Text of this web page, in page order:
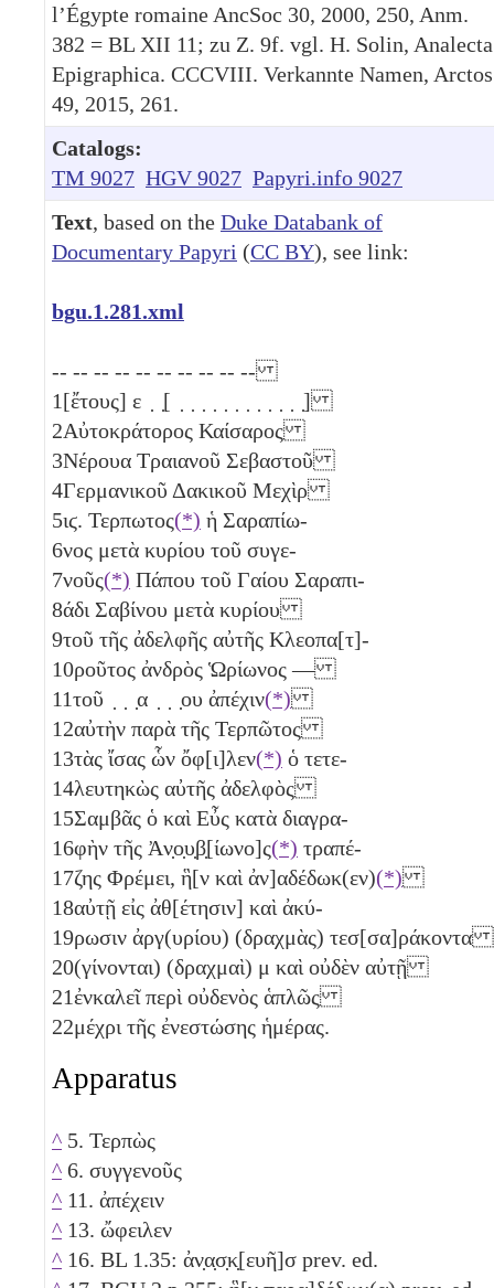
l’Égypte romaine AncSoc 30, 2000, 250, Anm.
382 = BL XII 11; zu Z. 9f. vgl. H. Solin, Analecta
Epigraphica. CCCVIII. Verkannte Namen, Arctos
49, 2015, 261.
Catalogs:
TM 9027 HGV 9027 Papyri.info 9027
Text, based on the Duke Databank of
Documentary Papyri (CC BY), see link:
bgu.1.281.xml
-- -- -- -- -- -- -- -- -- --
1[ἔτους] ε ̣ ̣[ ̣ ̣ ̣ ̣ ̣ ̣ ̣ ̣ ̣ ̣ ̣ ̣]
2Αὐτοκράτορος Καίσαρος
3Νέρουα Τραιανοῦ Σεβαστοῦ
4Γερμανικοῦ Δακικοῦ Μεχὶρ
5ιϛ. Τερπωτος(*) ἡ Σαραπίω-
6νος μετὰ κυρίου τοῦ συγε-
7νοῦς(*) Πάπου τοῦ Γαίου Σαραπι-
8άδι Σαβίνου μετὰ κυρίου
9τοῦ τῆς ἀδελφῆς αὐτῆς Κλεοπα[τ]-
10ροῦτος ἀνδρὸς Ὡρίωνος ―
11τοῦ ̣ ̣ ̣α ̣ ̣ ̣ου ἀπέχιν(*)
12αὐτὴν παρὰ τῆς Τερπῶτος
13τὰς ἴσας ὧν ὄφ[ι]λεν(*) ὁ τετε-
14λευτηκὼς αὐτῆς ἀδελφὸς
15Σαμβᾶς ὁ καὶ Εὖς κατὰ διαγρα-
16φὴν τῆς Ἀν̣ο̣υ̣β̣[ίωνο]ς(*) τραπέ-
17ζης Φρέμει, ἣ[ν καὶ ἀν]αδέδωκ(εν)(*)
18αὐτῇ εἰς ἀθ[έτησιν] καὶ ἀκύ-
19ρωσιν ἀργ(υρίου) (δραχμὰς) τεσ[σα]ράκοντα
20(γίνονται) (δραχμαὶ) μ καὶ οὐδὲν αὐτῇ
21ἐνκαλεῖ περὶ οὐδενὸς ἁπλῶς
22μέχρι τῆς ἐνεστώσης ἡμέρας.
Apparatus
^ 5. Τερπὼς
^ 6. συγγενοῦς
^ 11. ἀπέχειν
^ 13. ὤφειλεν
^ 16. BL 1.35: ἀν̣α̣σ̣κ̣[ευῆ]σ prev. ed.